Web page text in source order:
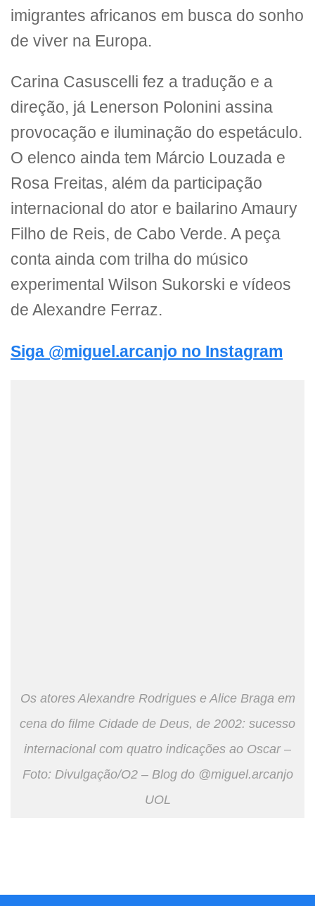
imigrantes africanos em busca do sonho
de viver na Europa.
Carina Casuscelli fez a tradução e a
direção, já Lenerson Polonini assina
provocação e iluminação do espetáculo.
O elenco ainda tem Márcio Louzada e
Rosa Freitas, além da participação
internacional do ator e bailarino Amaury
Filho de Reis, de Cabo Verde. A peça
conta ainda com trilha do músico
experimental Wilson Sukorski e vídeos
de Alexandre Ferraz.
Siga @miguel.arcanjo no Instagram
Os atores Alexandre Rodrigues e Alice Braga em
cena do filme Cidade de Deus, de 2002: sucesso
internacional com quatro indicações ao Oscar –
Foto: Divulgação/O2 – Blog do @miguel.arcanjo
UOL